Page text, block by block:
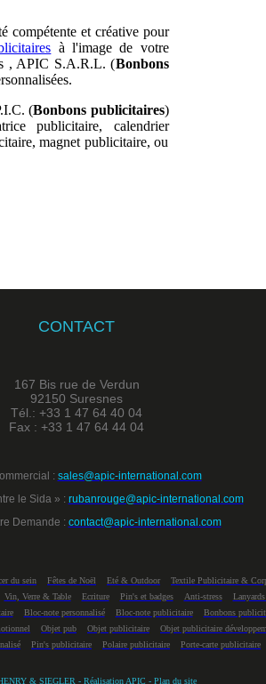
compétente et créative pour
à l'image de votre
, APIC S.A.R.L. (Bonbons
(Bonbons publicitaires)
publicitaire, calendrier
magnet publicitaire, ou
CONTACT
167 Bis rue de Verdun
92150 Suresnes
Tél.: +33 1 47 64 40 04
Fax : +33 1 47 64 44 04
: sales@apic-international.com
le Sida » : rubanrouge@apic-international.com
Demande : contact@apic-international.com
du sein Fêtes de Noël Eté & Outdoor Textile Publicitaire &
Vin, Verre & Table Ecriture Pin's et badges Anti-stress
Bloc-note personnalisé Bloc-note publicitaire Bonbons
Objet pub Objet publicitaire Objet publicitaire
Pin's publicitaire Polaire publicitaire Porte-carte publicitaire
& SIEGLER - Réalisation APIC - Plan du site